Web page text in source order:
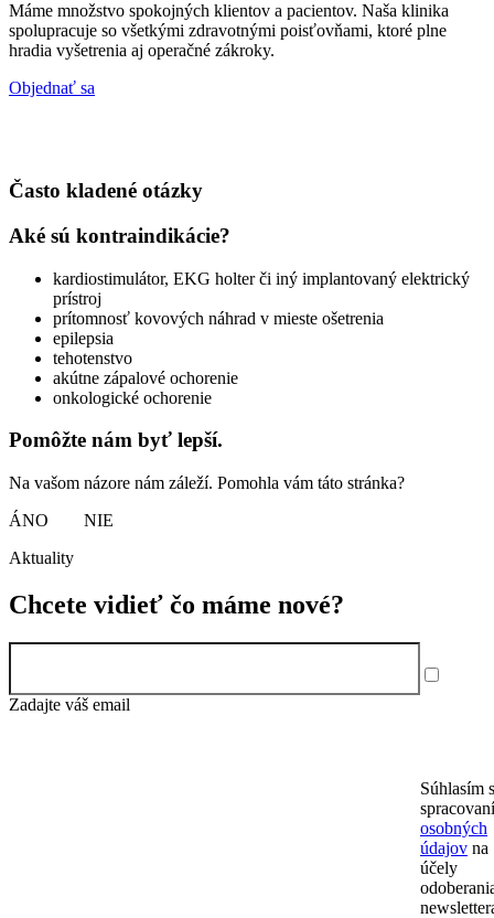
Máme množstvo spokojných klientov a pacientov. Naša klinika
spolupracuje so všetkými zdravotnými poisťovňami, ktoré plne
hradia vyšetrenia aj operačné zákroky.
Objednať sa
Často kladené otázky
Aké sú kontraindikácie?
kardiostimulátor, EKG holter či iný implantovaný elektrický
prístroj
prítomnosť kovových náhrad v mieste ošetrenia
epilepsia
tehotenstvo
akútne zápalové ochorenie
onkologické ochorenie
Pomôžte nám byť lepší.
Na vašom názore nám záleží. Pomohla vám táto stránka?
ÁNO
NIE
Aktuality
Chcete vidieť čo máme nové?
Zadajte váš email
Súhlasím
osobných
údajov na
účely